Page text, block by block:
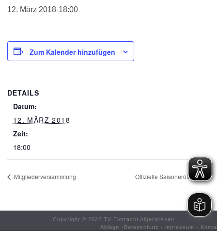
12. März 2018-18:00
Zum Kalender hinzufügen
DETAILS
Datum:
12. MÄRZ 2018
Zeit:
18:00
Mitgliederversammlung Offizielle Saisoneröffnung
Copyright © 2022 TV Eintracht Algermissen
Ablage - Datenschutz - Impressum -